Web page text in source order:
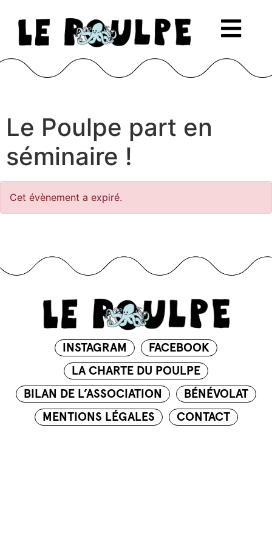
Le Poulpe part en
séminaire !
Cet évènement a expiré.
INSTAGRAM
FACEBOOK
LA CHARTE DU POULPE
BILAN DE L’ASSOCIATION
BÉNÉVOLAT
MENTIONS LÉGALES
CONTACT